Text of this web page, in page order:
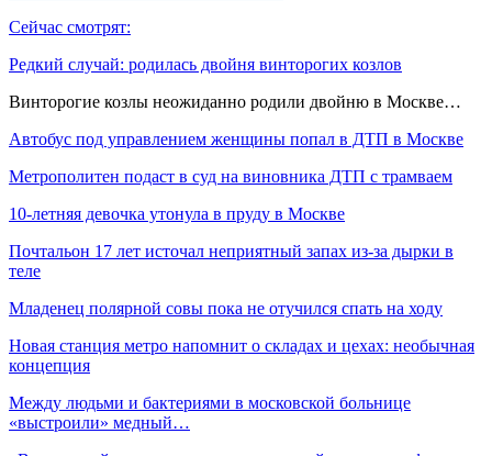
Сейчас смотрят:
Редкий случай: родилась двойня винторогих козлов
Винторогие козлы неожиданно родили двойню в Москве…
Автобус под управлением женщины попал в ДТП в Москве
Метрополитен подаст в суд на виновника ДТП с трамваем
10-летняя девочка утонула в пруду в Москве
Почтальон 17 лет источал неприятный запах из-за дырки в
теле
Младенец полярной совы пока не отучился спать на ходу
Новая станция метро напомнит о складах и цехах: необычная
концепция
Между людьми и бактериями в московской больнице
«выстроили» медный…